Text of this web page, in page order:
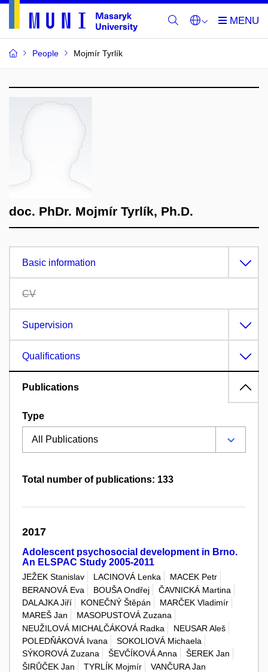
People Mojmír Tyrlík
doc. PhDr. Mojmír Tyrlík, Ph.D.
Basic information
CV
Supervision
Qualifications
Publications
Type
Total number of publications: 133
2017
Adolescent psychosocial development in Brno.
An ELSPAC Study 2005-2011
JEŽEK Stanislav LACINOVÁ Lenka
MACEK Petr
BERANOVÁ Eva
BOUŠA Ondřej
ČAVNICKÁ Martina
DALAJKA Jiří
KONEČNÝ Štěpán
MARČEK Vladimír
MAREŠ Jan
MASOPUSTOVÁ Zuzana
NEUŽILOVÁ MICHALČÁKOVÁ Radka
NEUSAR Aleš
POLEDŇÁKOVÁ Ivana
SOKOLIOVÁ Michaela
SÝKOROVÁ Zuzana
ŠEVČÍKOVÁ Anna
ŠEREK Jan
ŠIRŮČEK Jan
TYRLÍK Mojmír
VANČURA Jan